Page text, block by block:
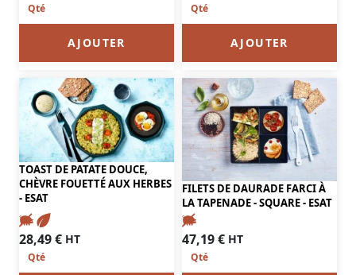
AJOUTER AJOUTER
TOAST DE PATATE DOUCE,
CHÈVRE FOUETTÉ AUX HERBES
- ESAT
28,49€ HT
FILETS DE DAURADE FARCI À
LA TAPENADE - SQUARE - ESAT
47,19€ HT